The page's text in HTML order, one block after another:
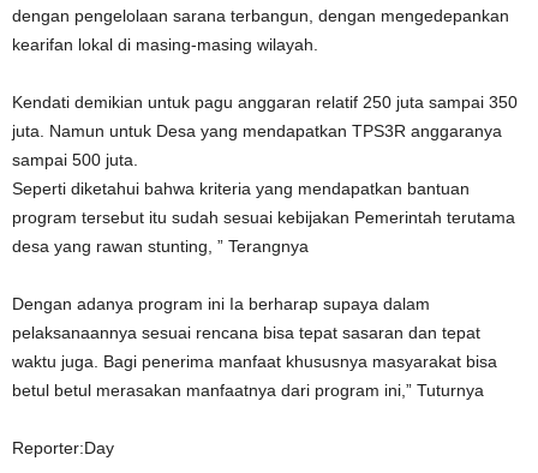
dengan pengelolaan sarana terbangun, dengan mengedepankan
kearifan lokal di masing-masing wilayah.
Kendati demikian untuk pagu anggaran relatif 250 juta sampai 350
juta. Namun untuk Desa yang mendapatkan TPS3R anggaranya
sampai 500 juta.
Seperti diketahui bahwa kriteria yang mendapatkan bantuan
program tersebut itu sudah sesuai kebijakan Pemerintah terutama
desa yang rawan stunting, ” Terangnya
Dengan adanya program ini Ia berharap supaya dalam
pelaksanaannya sesuai rencana bisa tepat sasaran dan tepat
waktu juga. Bagi penerima manfaat khususnya masyarakat bisa
betul betul merasakan manfaatnya dari program ini,” Tuturnya
Reporter:Day